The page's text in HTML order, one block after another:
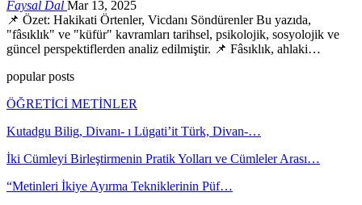
Faysal Dal Mar 13, 2025
📌 Özet: Hakikati Örtenler, Vicdanı Söndürenler Bu yazıda,
"fâsıklık" ve "küfür" kavramları tarihsel, psikolojik, sosyolojik ve
güncel perspektiflerden analiz edilmiştir. 📌 Fâsıklık, ahlaki…
popular posts
ÖĞRETİCİ METİNLER
Kutadgu Bilig, Divanı- ı Lügati’it Türk, Divan-…
İki Cümleyi Birleştirmenin Pratik Yolları ve Cümleler Arası…
“Metinleri İkiye Ayırma Tekniklerinin Püf…